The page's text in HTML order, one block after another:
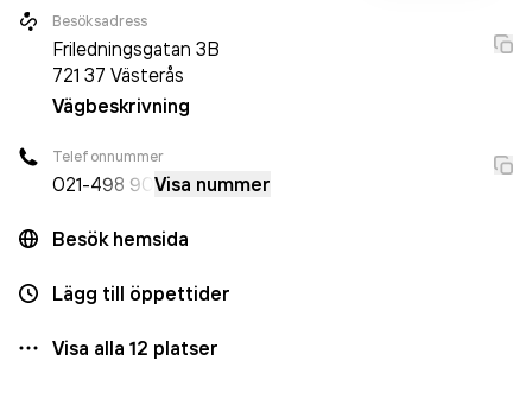
Besöksadress
Friledningsgatan 3B
721 37 Västerås
Vägbeskrivning
Telefonnummer
021-498 90 Visa nummer
Besök hemsida
Lägg till öppettider
Visa alla 12 platser